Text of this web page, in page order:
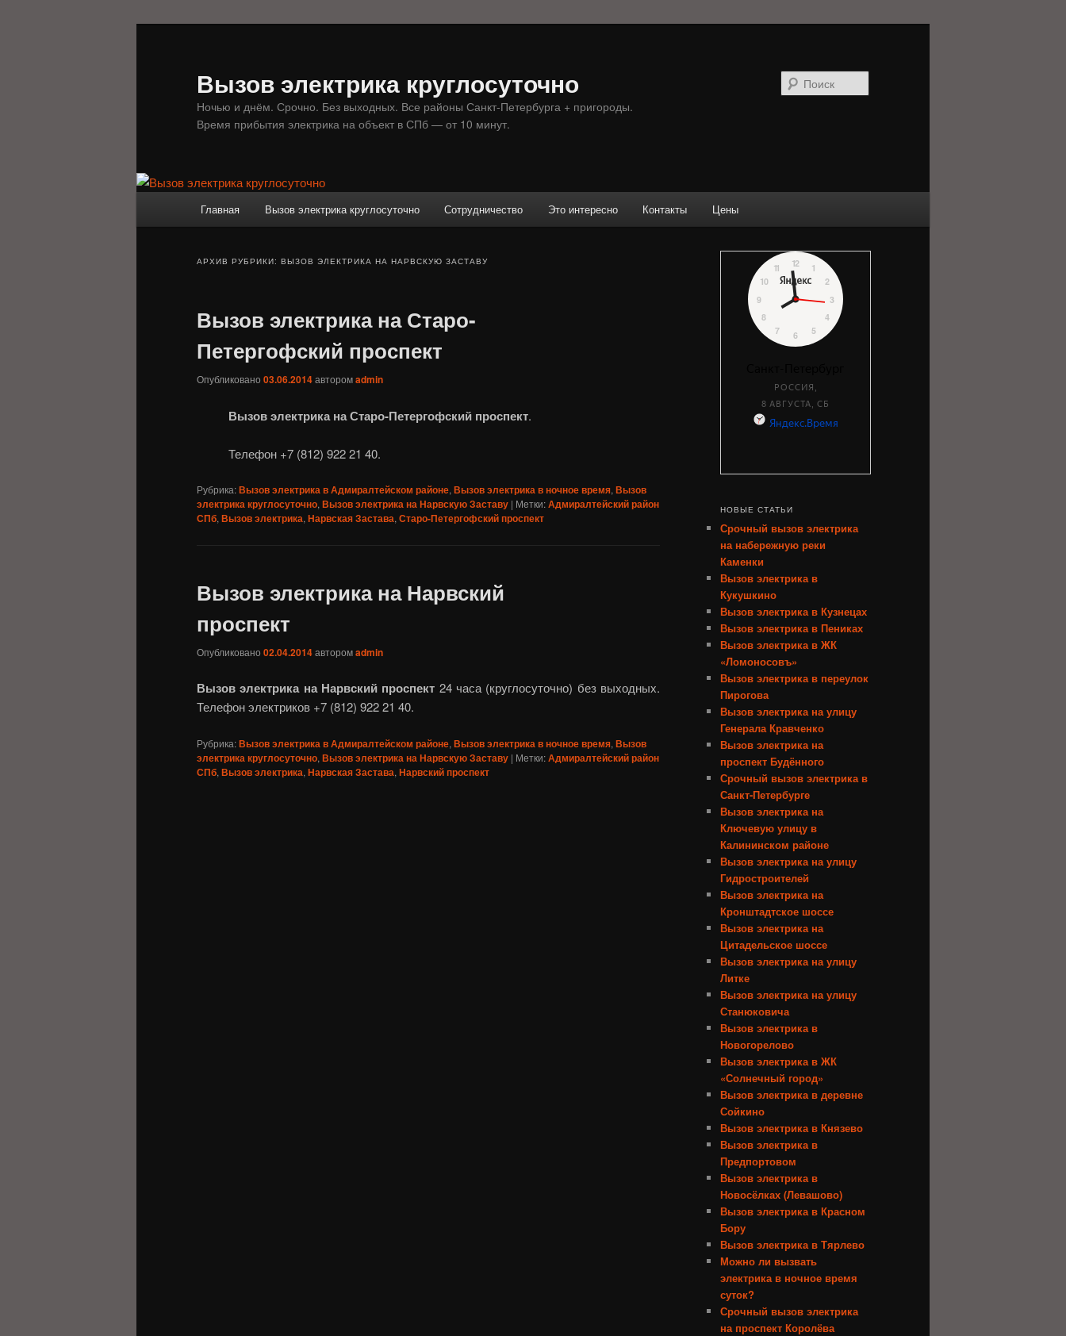
Вызов электрика круглосуточно
Ночью и днём. Срочно. Без выходных. Все районы Санкт-Петербурга + пригороды.
Время прибытия электрика на объект в СПб — от 10 минут.
Главная Вызов электрика круглосуточно Сотрудничество Это интересно Контакты Цены
АРХИВ РУБРИКИ: ВЫЗОВ ЭЛЕКТРИКА НА НАРВСКУЮ ЗАСТАВУ
Вызов электрика на Старо-
Петергофский проспект
Опубликовано 03.06.2014авторомadmin
Вызов электрика на Старо-Петергофский проспект.
Телефон +7 (812) 922 21 40.
Рубрика:Вызов электрика в Адмиралтейском районе, Вызов электрика в ночное время, Вызов
электрика круглосуточно, Вызов электрика на Нарвскую Заставу | Метки:Адмиралтейский район
СПб, Вызов электрика, Нарвская Застава, Старо-Петергофский проспект
Вызов электрика на Нарвский
проспект
Опубликовано 02.04.2014авторомadmin
Вызов электрика на Нарвский проспект 24 часа (круглосуточно) без выходных.
Телефон электриков +7 (812) 922 21 40.
Рубрика:Вызов электрика в Адмиралтейском районе, Вызов электрика в ночное время, Вызов
электрика круглосуточно, Вызов электрика на Нарвскую Заставу | Метки:Адмиралтейский район
СПб, Вызов электрика, Нарвская Застава, Нарвский проспект
НОВЫЕ СТАТЬИ
Срочный вызов электрика
на набережную реки
Каменки
Вызов электрика в
Кукушкино
Вызов электрика в Кузнецах
Вызов электрика в Пениках
Вызов электрика в ЖК
«Ломоносовъ»
Вызов электрика в переулок
Пирогова
Вызов электрика на улицу
Генерала Кравченко
Вызов электрика на
проспект Будённого
Срочный вызов электрика в
Санкт-Петербурге
Вызов электрика на
Ключевую улицу в
Калининском районе
Вызов электрика на улицу
Гидростроителей
Вызов электрика на
Кронштадтское шоссе
Вызов электрика на
Цитадельское шоссе
Вызов электрика на улицу
Литке
Вызов электрика на улицу
Станюковича
Вызов электрика в
Новогорелово
Вызов электрика в ЖК
«Солнечный город»
Вызов электрика в деревне
Сойкино
Вызов электрика в Князево
Вызов электрика в
Предпортовом
Вызов электрика в
Новосёлках (Левашово)
Вызов электрика в Красном
Бору
Вызов электрика в Тярлево
Можно ли вызвать
электрика в ночное время
суток?
Срочный вызов электрика
на проспект Королёва